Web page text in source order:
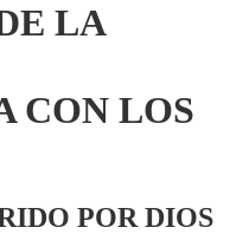
LA
CON LOS
POR DIOS